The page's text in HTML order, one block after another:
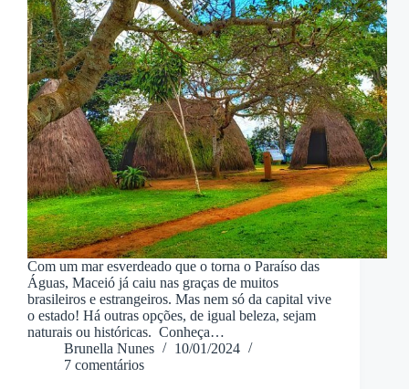
Com um mar esverdeado que o torna o Paraíso das
Águas, Maceió já caiu nas graças de muitos
brasileiros e estrangeiros. Mas nem só da capital vive
o estado! Há outras opções, de igual beleza, sejam
naturais ou históricas. Conheça…
Brunella Nunes
10/01/2024
7 comentários